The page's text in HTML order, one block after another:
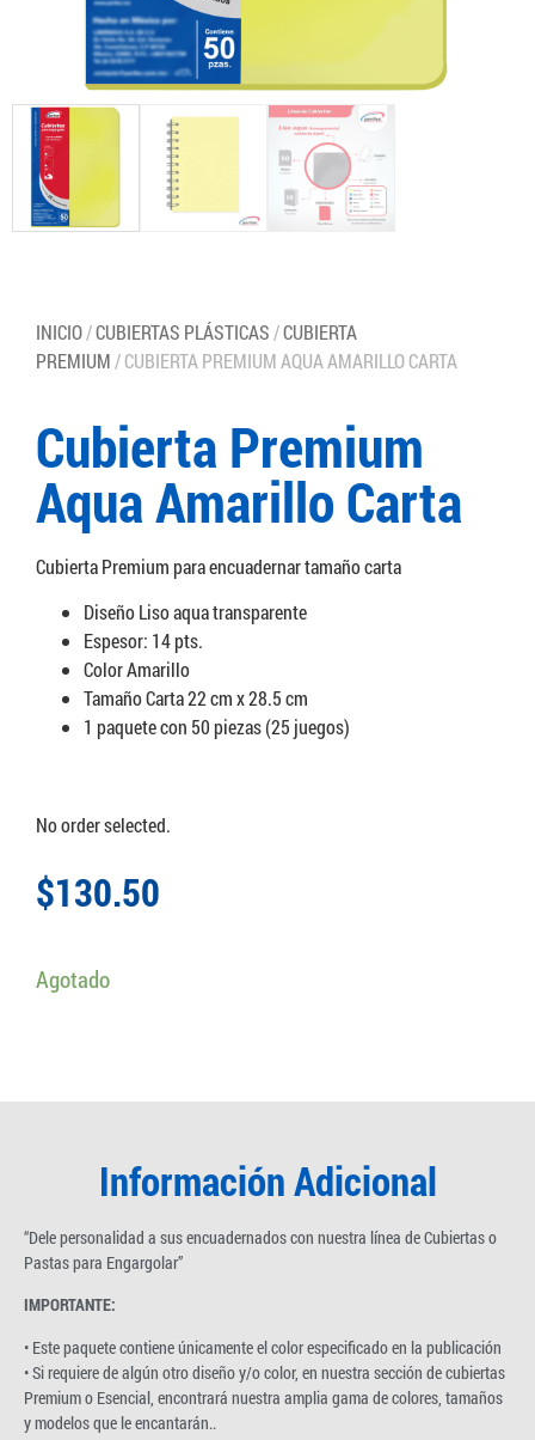
INICIO/CUBIERTAS PLÁSTICAS /CUBIERTA
PREMIUM / CUBIERTA PREMIUM AQUA AMARILLO CARTA
Cubierta Premium
Aqua Amarillo Carta
Cubierta Premium para encuadernar tamaño carta
Diseño Liso aqua transparente
Espesor: 14 pts.
Color Amarillo
Tamaño Carta 22 cm x 28.5 cm
1 paquete con 50 piezas (25 juegos)
No order selected.
$130.50
Agotado
Información Adicional
“Dele personalidad a sus encuadernados con nuestra línea de Cubiertas o
Pastas para Engargolar”
IMPORTANTE:
• Este paquete contiene únicamente el color especificado en la publicación
• Si requiere de algún otro diseño y/o color, en nuestra sección de cubiertas
Premium o Esencial, encontrará nuestra amplia gama de colores, tamaños
y modelos que le encantarán..